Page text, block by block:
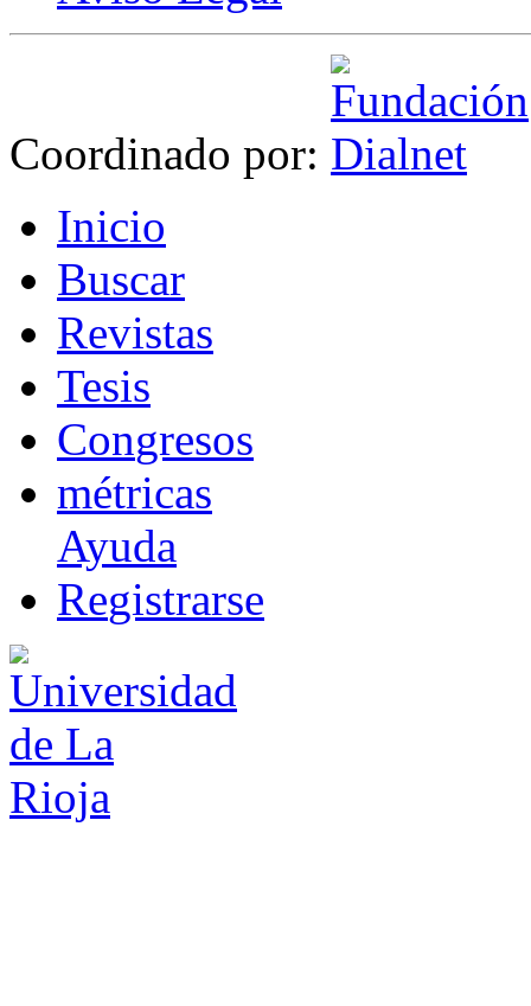
Coordinado por:
Inicio
Buscar
Revistas
Tesis
Congresos
métricas
Ayuda
Registrarse